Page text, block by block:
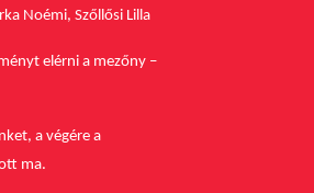
Noémi, Szőllősi Lilla
elérni a mezőny –
a végére a
ma.